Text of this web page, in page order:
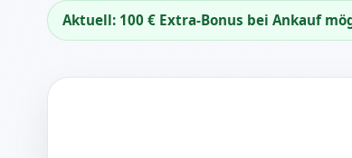
Aktuell: 100 € Extra-Bonus bei Ankauf